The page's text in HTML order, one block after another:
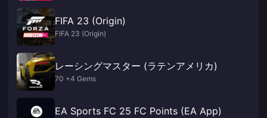
FIFA 23 (Origin)
FIFA 23 (Origin)
レーシングマスター (ラテンアメリカ)
70 +4 Gems
EA Sports FC 25 FC Points (EA App)